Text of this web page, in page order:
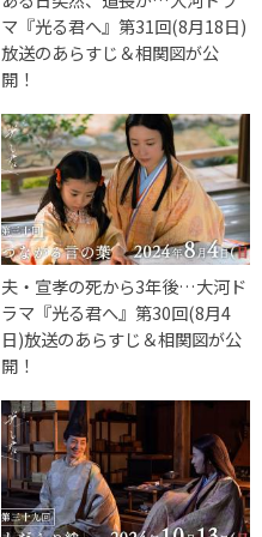
マ『光る君へ』第31回(8月18日)
放送のあらすじ＆相関図が公
開！
夫・宣孝の死から3年後…大河ド
ラマ『光る君へ』第30回(8月4
日)放送のあらすじ＆相関図が公
開！